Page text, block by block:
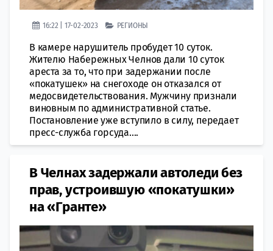
16:22 | 17-02-2023 РЕГИОНЫ
В камере нарушитель пробудет 10 суток.
Жителю Набережных Челнов дали 10 суток
ареста за то, что при задержании после
«покатушек» на снегоходе он отказался от
медосвидетельствования. Мужчину признали
виновным по административной статье.
Постановление уже вступило в силу, передает
пресс-служба горсуда....
В Челнах задержали автоледи без
прав, устроившую «покатушки»
на «Гранте»